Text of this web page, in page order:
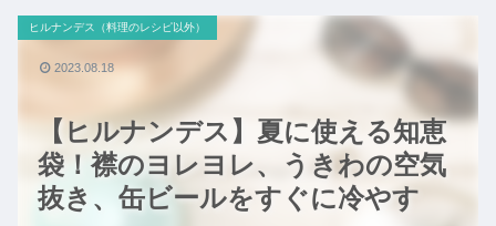
【ヒルナンデス】夏に使える知恵
袋！襟のヨレヨレ、うきわの空気
抜き、缶ビールをすぐに冷やす
ヒルナンデス（料理のレシピ以外）
2023.08.18